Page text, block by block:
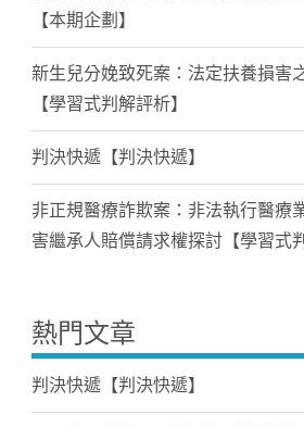
【本期企劃】
新生兒分娩致死案：法定扶養損害
【學習式判解評析】
判決快遞【判決快遞】
非正規醫療詐欺案：非法執行醫療
害繼承人賠償請求權探討【學習式
熱門文章
判決快遞【判決快遞】